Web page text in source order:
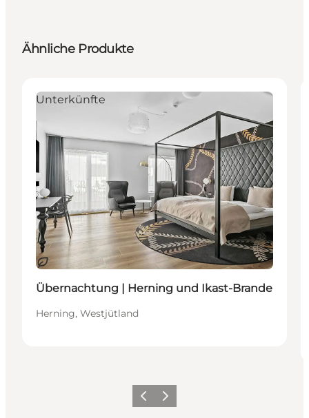
Ähnliche Produkte
Nachhaltig
Unterkünfte
Übernachtung | Herning und Ikast-Brande
Herning, Westjütland
ZurückWeiter